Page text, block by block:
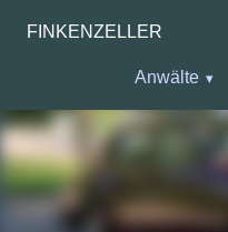
FINKENZELLER
Anwälte